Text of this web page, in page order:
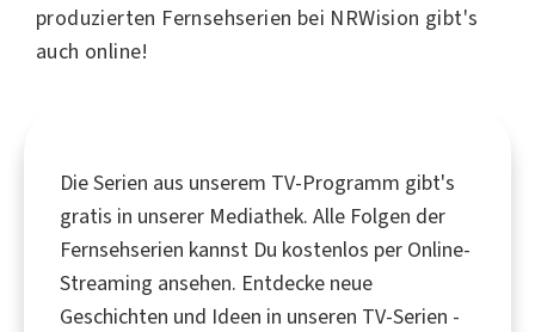
produzierten Fernsehserien bei NRWision gibt's
auch online!
Die Serien aus unserem TV-Programm gibt's
gratis in unserer Mediathek. Alle Folgen der
Fernsehserien kannst Du kostenlos per Online-
Streaming ansehen. Entdecke neue
Geschichten und Ideen in unseren TV-Serien -